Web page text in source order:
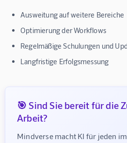
Ausweitung auf weitere Bereiche
Optimierung der Workflows
Regelmäßige Schulungen und
Langfristige Erfolgsmessung
🎯 Sind Sie bereit für die
Arbeit?
Mindverse macht KI für jeden